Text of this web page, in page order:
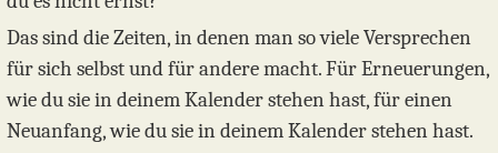
Das sind die Zeiten, in denen man so viele Versprechen
für sich selbst und für andere macht. Für Erneuerungen,
wie du sie in deinem Kalender stehen hast, für einen
Neuanfang, wie du sie in deinem Kalender stehen hast.